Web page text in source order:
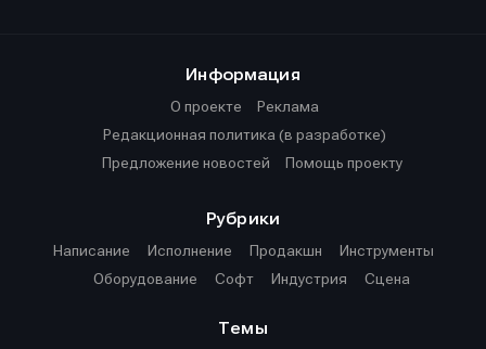
Информация
О проекте
Реклама
Редакционная политика (в разработке)
Предложение новостей
Помощь проекту
Рубрики
Написание
Исполнение Продакшн
Инструменты
Оборудование
Софт Индустрия Сцена
Темы